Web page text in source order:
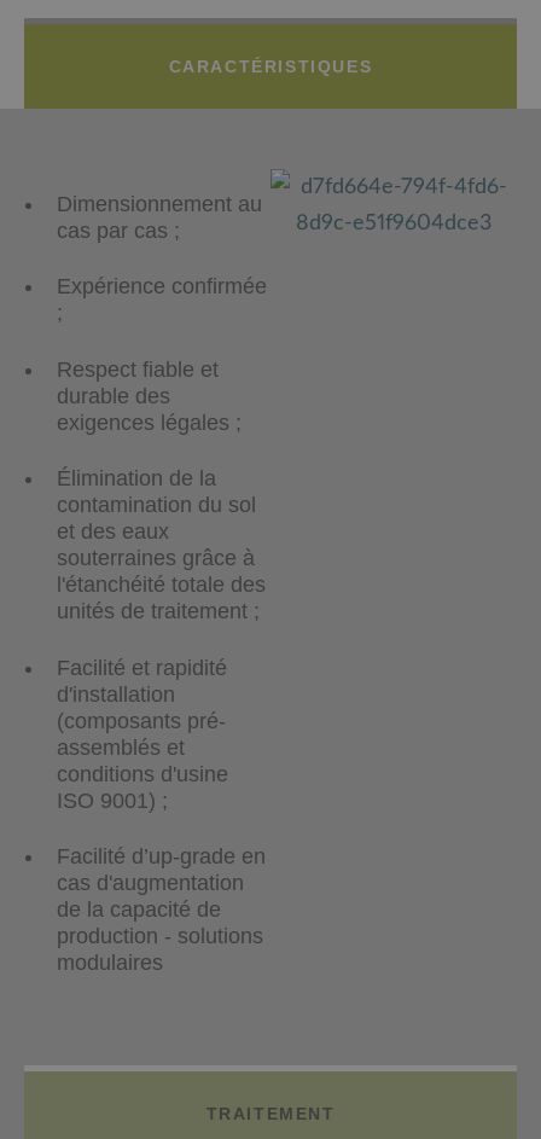
CARACTÉRISTIQUES
TRAITEMENT
Dimensionnement au
cas par cas ;
Expérience confirmée
;
Respect fiable et
durable des
exigences légales ;
Élimination de la
contamination du sol
et des eaux
souterraines grâce à
l'étanchéité totale des
unités de traitement ;
Facilité et rapidité
d'installation
(composants pré-
assemblés et
conditions d'usine
ISO 9001) ;
Facilité d’up-grade en
cas d'augmentation
de la capacité de
production - solutions
modulaires